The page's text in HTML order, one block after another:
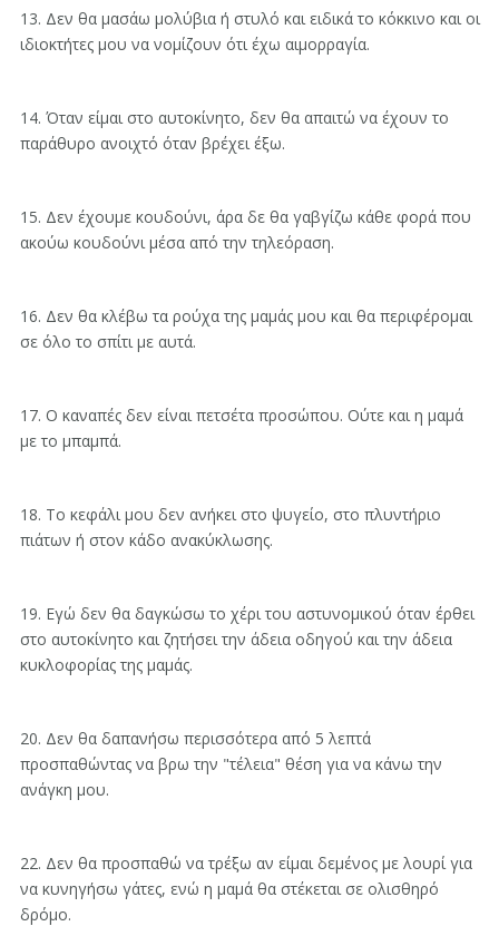
13. Δεν θα μασάω μολύβια ή στυλό και ειδικά το κόκκινο και οι
ιδιοκτήτες μου να νομίζουν ότι έχω αιμορραγία.
14. Όταν είμαι στο αυτοκίνητο, δεν θα απαιτώ να έχουν το
παράθυρο ανοιχτό όταν βρέχει έξω.
15. Δεν έχουμε κουδούνι, άρα δε θα γαβγίζω κάθε φορά που
ακούω κουδούνι μέσα από την τηλεόραση.
16. Δεν θα κλέβω τα ρούχα της μαμάς μου και θα περιφέρομαι
σε όλο το σπίτι με αυτά.
17. Ο καναπές δεν είναι πετσέτα προσώπου. Ούτε και η μαμά
με το μπαμπά.
18. Το κεφάλι μου δεν ανήκει στο ψυγείο, στο πλυντήριο
πιάτων ή στον κάδο ανακύκλωσης.
19. Εγώ δεν θα δαγκώσω το χέρι του αστυνομικού όταν έρθει
στο αυτοκίνητο και ζητήσει την άδεια οδηγού και την άδεια
κυκλοφορίας της μαμάς.
20. Δεν θα δαπανήσω περισσότερα από 5 λεπτά
προσπαθώντας να βρω την "τέλεια" θέση για να κάνω την
ανάγκη μου.
22. Δεν θα προσπαθώ να τρέξω αν είμαι δεμένος με λουρί για
να κυνηγήσω γάτες, ενώ η μαμά θα στέκεται σε ολισθηρό
δρόμο.